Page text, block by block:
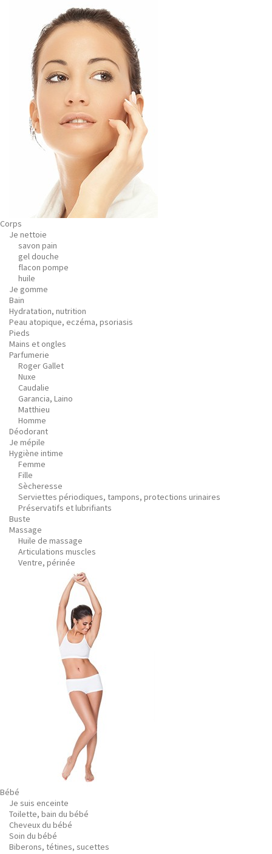
Corps
Je nettoie
savon pain
gel douche
flacon pompe
huile
Je gomme
Bain
Hydratation, nutrition
Peau atopique, eczéma, psoriasis
Pieds
Mains et ongles
Parfumerie
Roger Gallet
Nuxe
Caudalie
Garancia, Laino
Matthieu
Homme
Déodorant
Je mépile
Hygiène intime
Femme
Fille
Sècheresse
Serviettes périodiques, tampons, protections urinaires
Préservatifs et lubrifiants
Buste
Massage
Huile de massage
Articulations muscles
Ventre, périnée
Bébé
Je suis enceinte
Toilette, bain du bébé
Cheveux du bébé
Soin du bébé
Biberons, tétines, sucettes